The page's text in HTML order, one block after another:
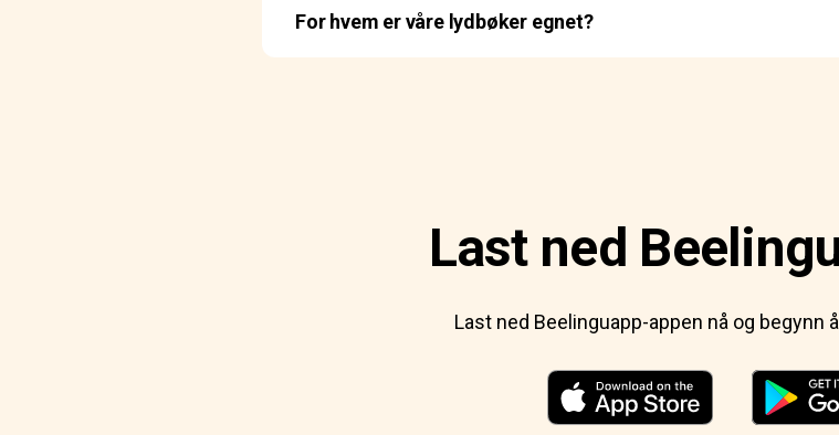
For hvem er våre lydbøker egnet?
Last ned
Last ned Beelinguapp-appen nå og begynn